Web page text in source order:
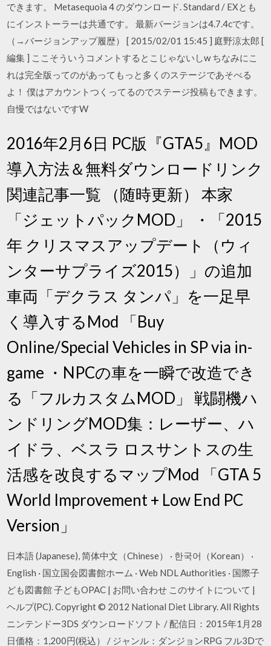
できます。 Metasequoia 4 のダウンロード. Standard / EXとも
にインストーラーは共通です。 最新バージョンは4.7.4cです。
（→バージョンアップ履歴） [ 2015/02/01 15:45 ] 庭野涼太郎 [
編集 ] ここそういうコメントするとこじゃないしw ちなみにこ
れは完全版ってのがあってもっと多くのステージであそべる
よ！ 僕はアカウントつくってるのでステージ投稿もできます。
自慢ではないですW
2016年2月6日 PC版『GTA5』MOD
導入方法＆無料ダウンロードリンク
関連記事一覧 （随時更新） 本家
「ジェットパックMOD」 ・「2015
年 クリスマスアップデート（ウィ
ンターサプライズ2015）」の追加
車両「デクラス タンパ」を一足早
く導入するMod 「Buy
Online/Special Vehicles in SP via in-
game ・NPCの車を一瞬で改造でき
る「フルカスタムMOD」 戦闘機ハ
ンドリングMOD集：レーザー、ハ
イドラ、ベスラ ロスサントスの生
活感を改良するマップMod 「GTA 5
World Improvement + Low End PC
Version」
日本語 (Japanese), 简体中文（Chinese） · 한국어（Korean） ·
English · 国立国会図書館ホーム · Web NDL Authorities · 国際子
ども図書館 子どもOPAC | お問い合わせ このサイトについて |
ヘルプ(PC). Copyright © 2012 National Diet Library. All Rights
ニンテンドー3DS ダウンロードソフト / 配信日：2015年1月28
日価格：1,200円(税込） / ジャンル：ダンジョンRPG フル3Dで